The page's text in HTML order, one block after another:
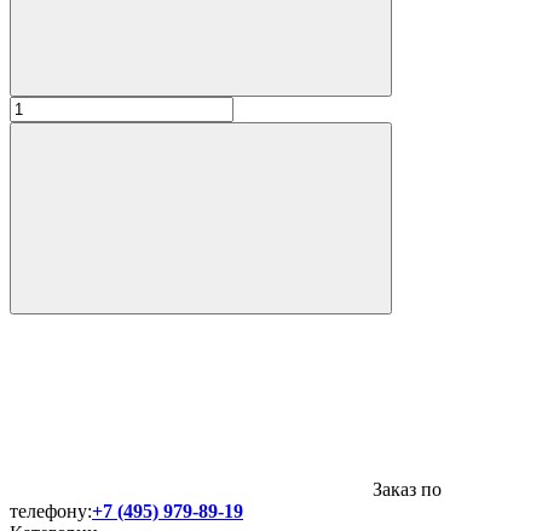
Заказ по
телефону:+7 (495) 979-89-19